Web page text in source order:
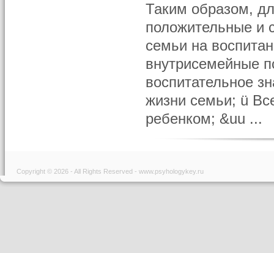
Таким образом,
положительные и
семьи на
внутрисемейные
воспитательное
жизни семьи; ü
ребенком; &uu ...
Copyright © 2026 - All Rights Reserved - www.psyhologykey.ru